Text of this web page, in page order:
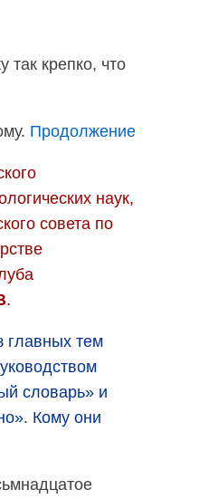
крепко, что
Продолжение
наук,
совета по
.
главных тем
словарь» и
Кому они